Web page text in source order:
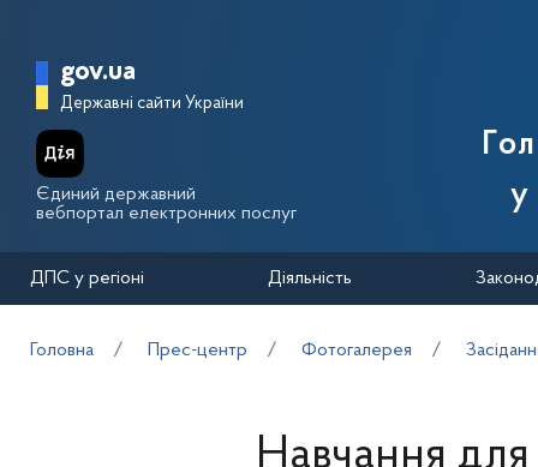
Головна сторінка Державної
gov.ua
Державні сайти України
Єдиний державний
вебпортал електронних послуг
у
ДПС у регіоні Діяльність
Головна Прес-центр Фотогалерея
Навчання для